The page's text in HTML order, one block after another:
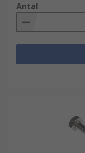
Antal